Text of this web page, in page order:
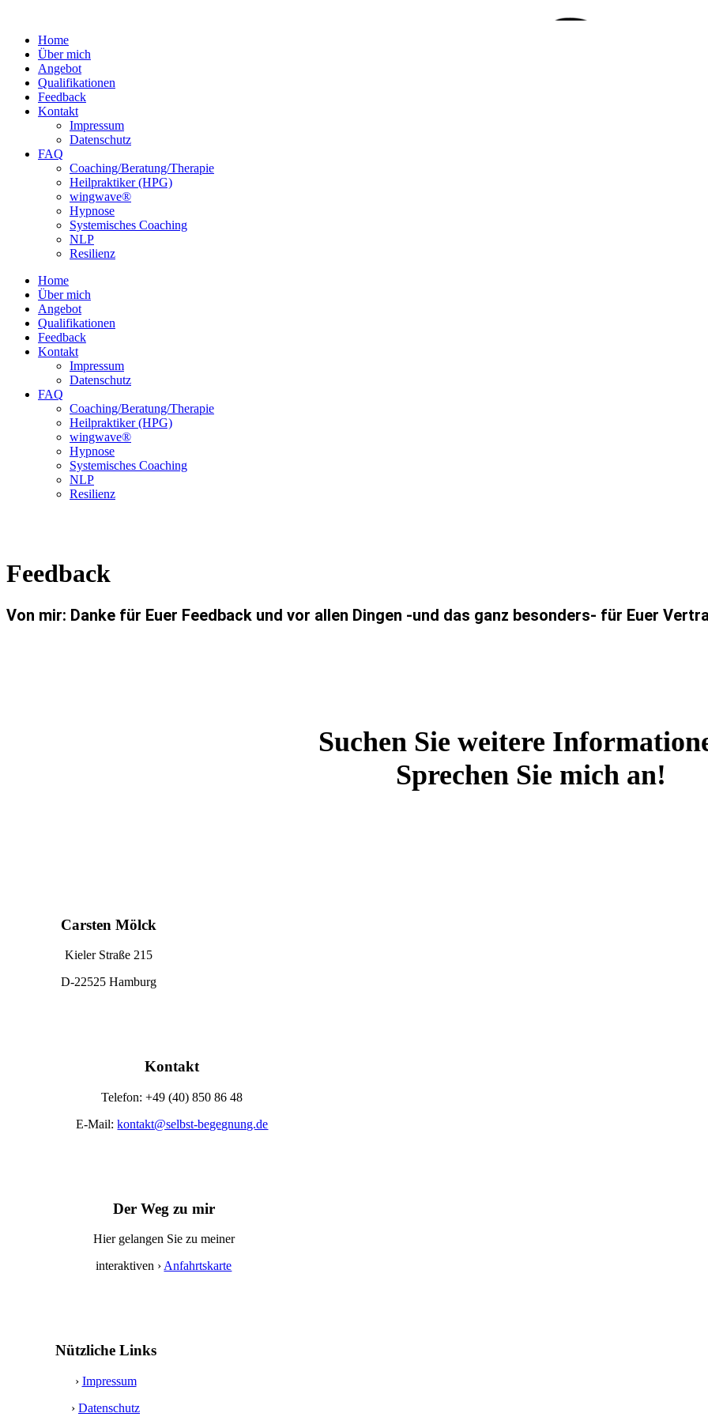
Home
Über mich
Angebot
Qualifikationen
Feedback
Kontakt
Impressum
Datenschutz
FAQ
Coaching/Beratung/Therapie
Heilpraktiker (HPG)
wingwave®
Hypnose
Systemisches Coaching
NLP
Resilienz
Home
Über mich
Angebot
Qualifikationen
Feedback
Kontakt
Impressum
Datenschutz
FAQ
Coaching/Beratung/Therapie
Heilpraktiker (HPG)
wingwave®
Hypnose
Systemisches Coaching
NLP
Resilienz
Feedback
Von mir: Danke für Euer Feedback und vor allen Dingen -und das ganz besonders- für Euer
Suchen Sie weitere
Sprechen Sie mich an!
Carsten Mölck
Kieler Straße 215
D-22525 Hamburg
Kontakt
Telefon: +49 (40) 850 86 48
E-Mail:kontakt@selbst-begegnung.de
Der Weg zu mir
Hier gelangen Sie zu meiner
interaktiven › Anfahrtskarte
Nützliche Links
› Impressum
›Datenschutz